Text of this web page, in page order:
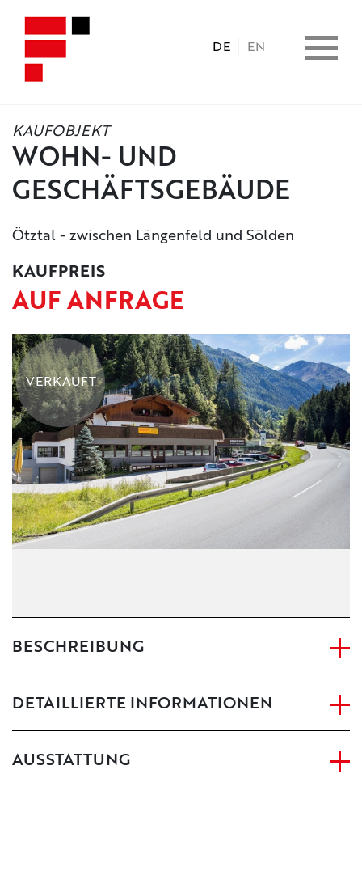
DE EN
HOME
IMMOBILIEN
LEISTUNGEN
UNTERNEHMEN
KONTAKT
IMPRESSUM
KAUFOBJEKT
WOHN- UND
GESCHÄFTSGEBÄUDE
Ötztal - zwischen Längenfeld und Sölden
KAUFPREIS
AUF ANFRAGE
VERKAUFT
BESCHREIBUNG
DETAILLIERTE INFORMATIONEN
AUSSTATTUNG